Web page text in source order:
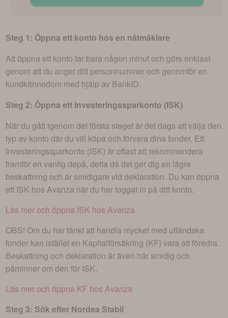
Steg 1: Öppna ett konto hos en nätmäklare
Att öppna ett konto tar bara någon minut och görs enklast
genom att du anger ditt personnummer och genomför en
kundkännedom med hjälp av BankID.
Steg 2: Öppna ett Investeringssparkonto (ISK)
När du gått igenom det första steget är det dags att välja den
typ av konto där du vill köpa och förvara dina fonder. Ett
Investeringssparkonto (ISK) är oftast att rekommendera
framför en vanlig depå, detta då det ger dig en lägre
beskattning och är smidigare vid deklaration. Du kan öppna
ett ISK hos Avanza när du har loggat in på ditt konto.
Läs mer och öppna ISK hos Avanza
OBS! Om du har tänkt att handla mycket med utländska
fonder kan istället en Kapitalförsäkring (KF) vara att föredra.
Beskattning och deklaration är även här smidig och
påminner om den för ISK.
Läs mer och öppna KF hos Avanza
Steg 3: Sök efter Nordea Stabil